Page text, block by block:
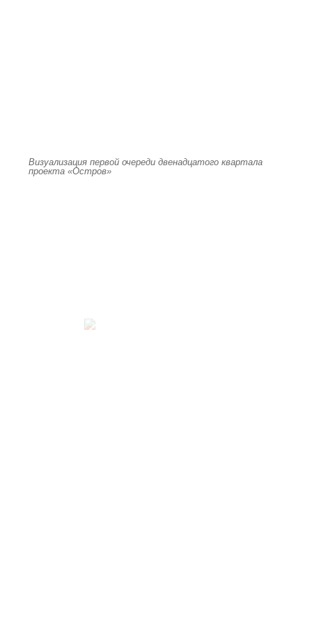
Визуализация первой очереди двенадцатого квартала
проекта «Остров»